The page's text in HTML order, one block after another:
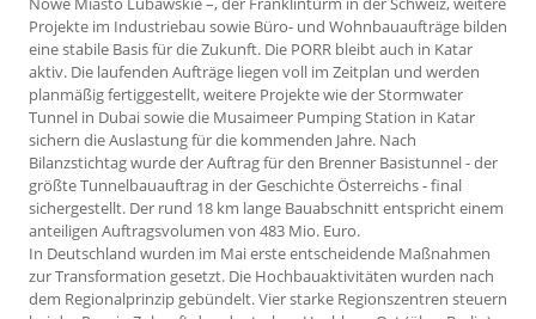
Projekte im Industriebau sowie Büro- und Wohnbauaufträge bilden
eine stabile Basis für die Zukunft. Die PORR bleibt auch in Katar
aktiv. Die laufenden Aufträge liegen voll im Zeitplan und werden
planmäßig fertiggestellt, weitere Projekte wie der Stormwater
Tunnel in Dubai sowie die Musaimeer Pumping Station in Katar
sichern die Auslastung für die kommenden Jahre. Nach
Bilanzstichtag wurde der Auftrag für den Brenner Basistunnel - der
größte Tunnelbauauftrag in der Geschichte Österreichs - final
sichergestellt. Der rund 18 km lange Bauabschnitt entspricht einem
anteiligen Auftragsvolumen von 483 Mio. Euro.
In Deutschland wurden im Mai erste entscheidende Maßnahmen
zur Transformation gesetzt. Die Hochbauaktivitäten wurden nach
dem Regionalprinzip gebündelt. Vier starke Regionszentren steuern